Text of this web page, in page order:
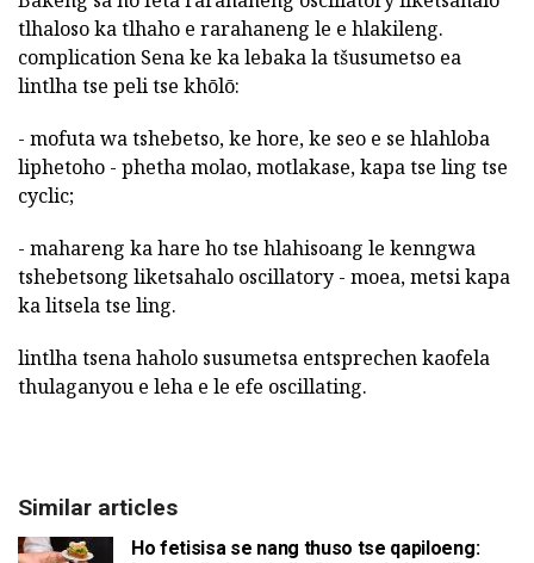
tlhaloso ka tlhaho e rarahaneng le e hlakileng.
complication Sena ke ka lebaka la tšusumetso ea
lintlha tse peli tse khōlō:
- mofuta wa tshebetso, ke hore, ke seo e se hlahloba
liphetoho - phetha molao, motlakase, kapa tse ling tse
cyclic;
- mahareng ka hare ho tse hlahisoang le kenngwa
tshebetsong liketsahalo oscillatory - moea, metsi kapa
ka litsela tse ling.
lintlha tsena haholo susumetsa entsprechen kaofela
thulaganyou e leha e le efe oscillating.
Similar articles
Ho fetisisa se nang thuso tse qapiloeng: